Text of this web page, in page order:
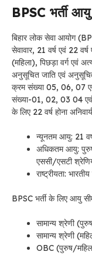
BPSC भर्ती आयु
बिहार लोक सेवा आयोग
सेवावार, 21 वर्ष एवं 22
(महिला), पिछड़ा वर्ग एवं
अनुसूचित जाति एवं
क्रम संख्या 05, 06, 07
संख्या-01, 02, 03 04
के लिए 22 वर्ष होना
न्यूनतम आयु: 21
अधिकतम आयु:
एससी/एसटी
राष्ट्रीयता:
BPSC भर्ती के लिए आयु
सामान्य श्रेणी
सामान्य श्रेणी
OBC (पुरुष/